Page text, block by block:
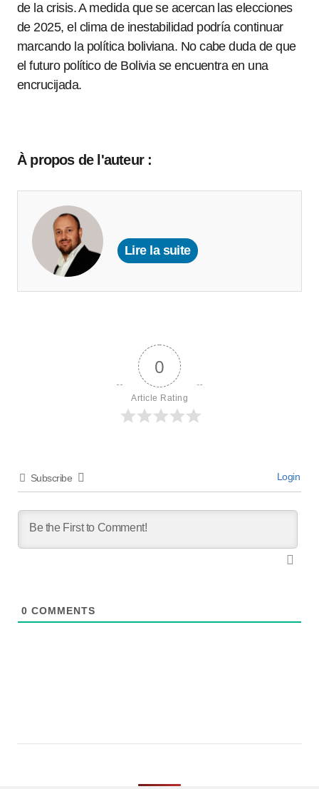
de la crisis. A medida que se acercan las elecciones
de 2025, el clima de inestabilidad podría continuar
marcando la política boliviana. No cabe duda de que
el futuro político de Bolivia se encuentra en una
encrucijada.
À propos de l'auteur :
Lire la suite
0
Article Rating
Subscribe Login
0 COMMENTS